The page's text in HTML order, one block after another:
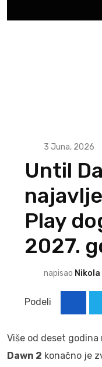
3 Juna, 2026
Until
Play
2027.
napisao
Podeli
Više od deset
Dawn 2 konačno je